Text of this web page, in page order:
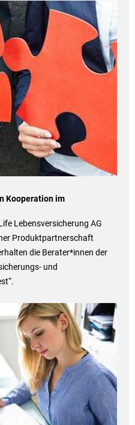
Kooperation im
Lebensversicherung AG
Produktpartnerschaft
die Berater*innen der
und